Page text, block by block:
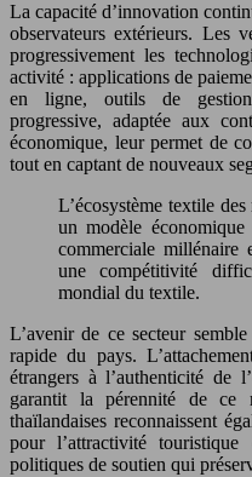
La capacité d’innovation
observateurs extérieurs. Les
progressivement les
activité : applications de
en ligne, outils de
progressive, adaptée aux
économique, leur permet de
tout en captant de nouveaux
L’écosystème textile
un modèle
commerciale millénaire
une compétitivité
mondial du textile.
L’avenir de ce secteur
rapide du pays.
étrangers à l’authenticité de
garantit la pérennité de ce
thaïlandaises reconnaissent
pour l’attractivité
politiques de soutien qui